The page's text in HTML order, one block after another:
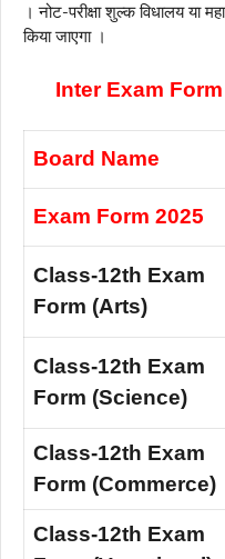
। नोट-परीक्षा शुल्क विधालय या
किया जाएगा ।
Inter Exam
Board Name
Exam Form 2025
Class-12th Exam
Form (Arts)
Class-12th Exam
Form (Science)
Class-12th Exam
Form (Commerce)
Class-12th Exam